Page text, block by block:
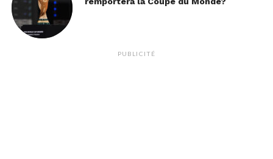
PUBLICITÉ